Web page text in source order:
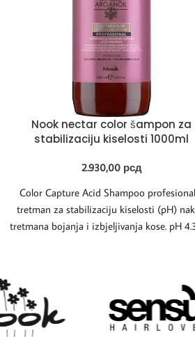
Nook nectar color šampon za
stabilizaciju kiselosti 1000ml
2.930,00 рсд
Color Capture Acid Shampoo
tretman za stabilizaciju kiselosti (pH)
tretmana bojanja i izbjeljivanja kose. pH